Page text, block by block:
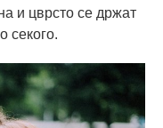
и цврсто се држат
секого.